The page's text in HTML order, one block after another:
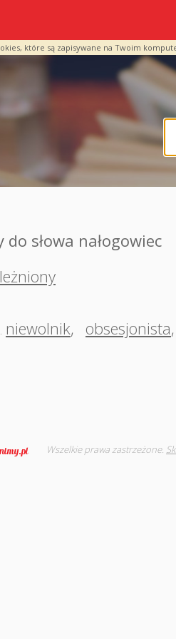
które są zapisywane na Twoim
do słowa nałogowiec
niewolnik, obsesjonista,
Wszelkie prawa zastrzeżone.